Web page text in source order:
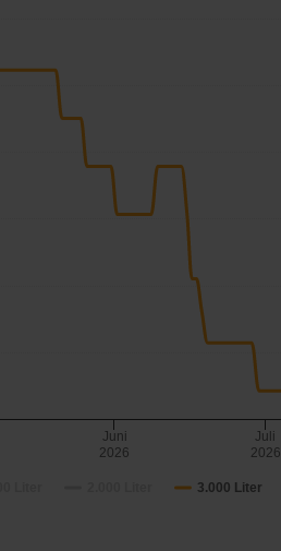
3.000 Liter
Juni
2026
Juli
2026